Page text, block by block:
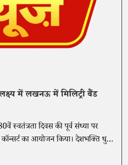
बैंड
स्वतंत्रता दिवस की पूर्व संध्या पर
कॉन्सर्ट का आयोजन किया। देशभक्ति धुनों